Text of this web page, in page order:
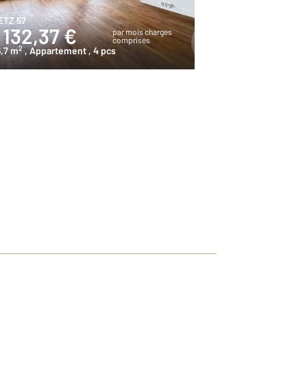
57
132,37 €
par mois charges
comprises
m2 , Appartement, 4 pcs